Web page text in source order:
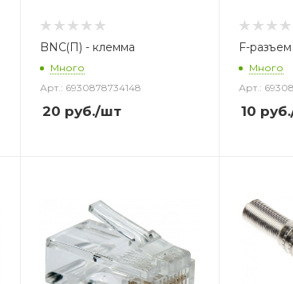
BNC(П) - клемма
Много
Арт.: 6930878734148
20 руб./шт
F-
Много
Арт.:
10 руб.